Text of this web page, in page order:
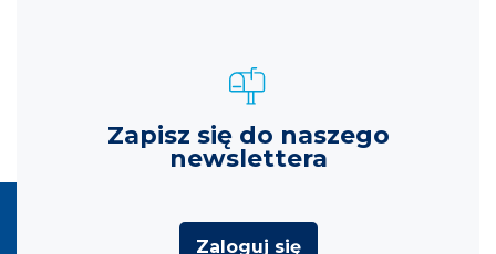
Zapisz się do naszego
newslettera
Zaloguj się